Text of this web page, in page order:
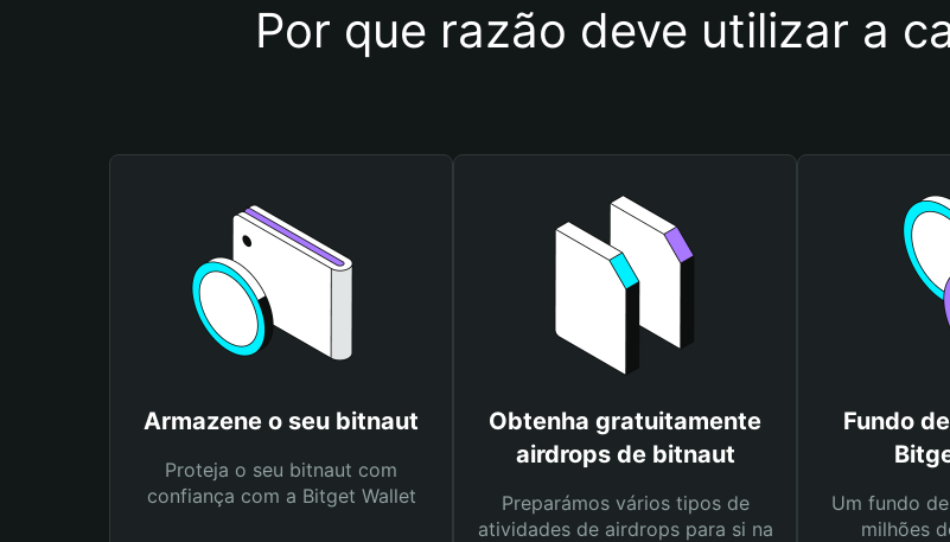
Por que razão deve utilizar a
Armazene o seu bitnaut
Proteja o seu bitnaut com
confiança com a Bitget Wallet
Obtenha gratuitamente
airdrops de bitnaut
Preparámos vários tipos de
atividades de airdrops para si na
Fundo
Um fundo
milhões